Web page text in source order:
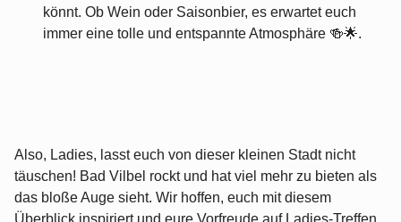
könnt. Ob Wein oder Saisonbier, es erwartet euch
immer eine tolle und entspannte Atmosphäre 🍻🌟.
Also, Ladies, lasst euch von dieser kleinen Stadt nicht
täuschen! Bad Vilbel rockt und hat viel mehr zu bieten als
das bloße Auge sieht. Wir hoffen, euch mit diesem